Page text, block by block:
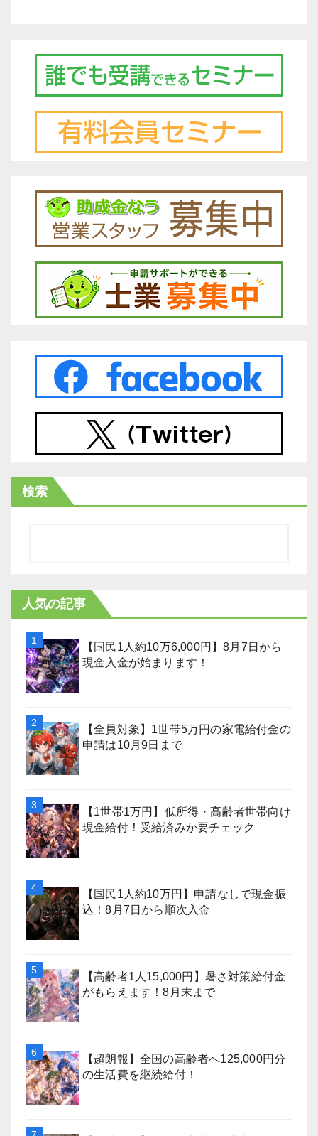
検索
人気の記事
【国民1人約10万6,000円】8月7日から
現金入金が始まります！
【全員対象】1世帯5万円の家電給付金の
申請は10月9日まで
【1世帯1万円】低所得・高齢者世帯向け
現金給付！受給済みか要チェック
【国民1人約10万円】申請なしで現金振
込！8月7日から順次入金
【高齢者1人15,000円】暑さ対策給付金
がもらえます！8月末まで
【超朗報】全国の高齢者へ125,000円分
の生活費を継続給付！